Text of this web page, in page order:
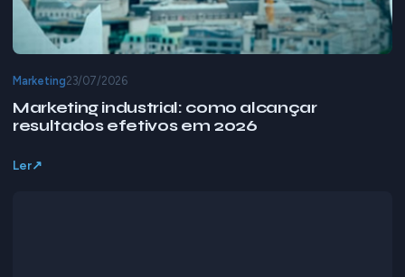
Marketing23/07/2026
Marketing industrial: como alcançar
resultados efetivos em 2026
Ler